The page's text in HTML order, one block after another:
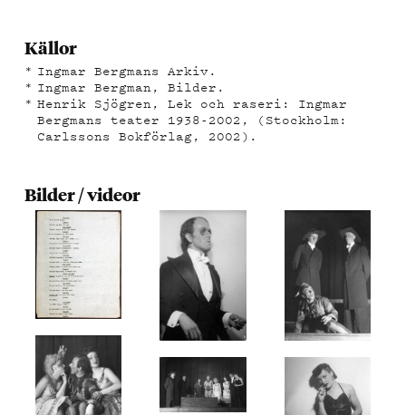
Källor
Ingmar Bergmans Arkiv.
Ingmar Bergman, Bilder.
Henrik Sjögren, Lek och raseri: Ingmar
Bergmans teater 1938-2002, (Stockholm:
Carlssons Bokförlag, 2002).
Bilder / videor